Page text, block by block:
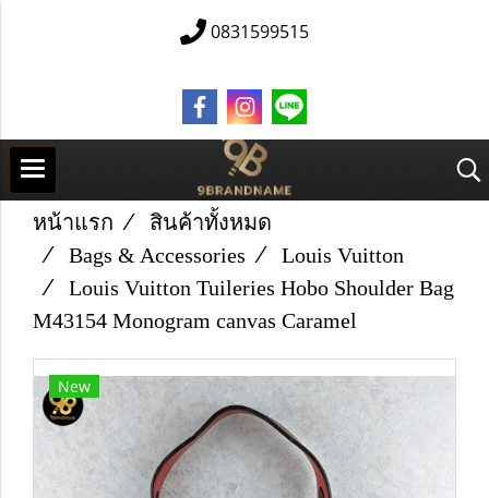
0831599515
หน้าแรก
สินค้าทั้งหมด
Bags & Accessories
Louis Vuitton
Louis Vuitton Tuileries Hobo Shoulder Bag
M43154 Monogram canvas Caramel
New